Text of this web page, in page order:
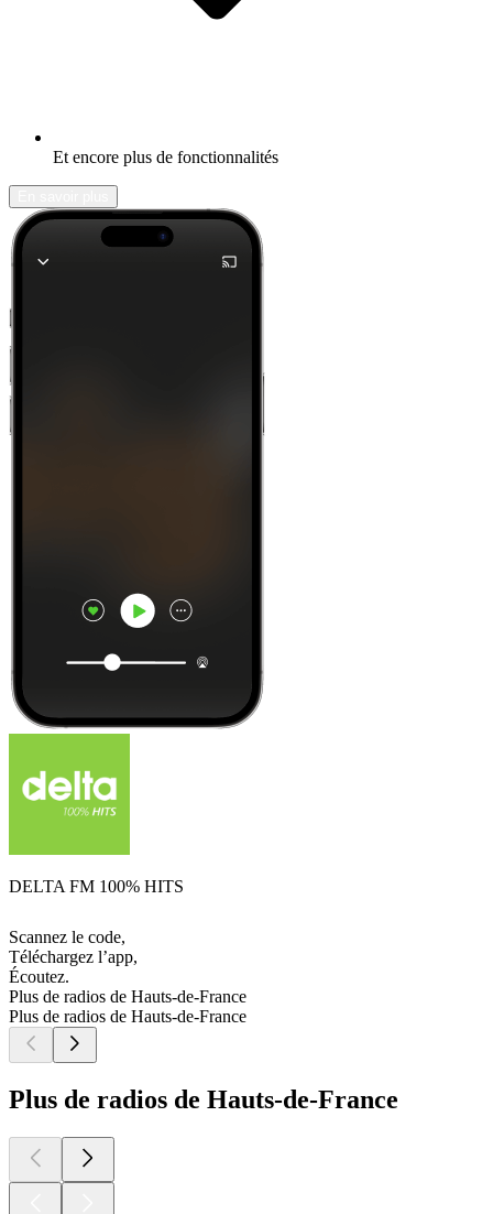
Et encore plus de fonctionnalités
DELTA FM 100% HITS
Scannez le code,
Téléchargez l’app,
Écoutez.
Plus de radios de Hauts-de-France
Plus de radios de Hauts-de-France
Plus de radios de Hauts-de-France